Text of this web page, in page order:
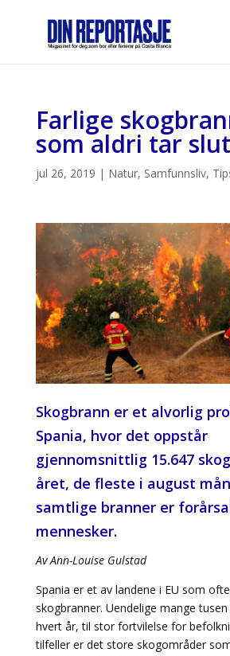
Farlige
som aldri tar
jul 26, 2019 | Natur, Samfunnsliv,
Skogbrann er et alvorlig
Spania, hvor det oppstår
gjennomsnittlig 15.647
året, de fleste i august
samtlige branner er
mennesker.
Av Ann-Louise Gulstad
Spania er et av landene i EU som
skogbranner. Uendelige mange
hvert år, til stor fortvilelse for
tilfeller er det store skogområder